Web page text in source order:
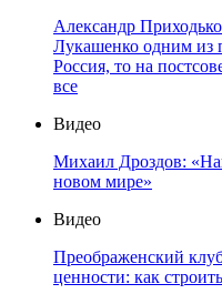
Александр
Лукашенко одним из
Россия, то на
все
Видео
Михаил Дроздов:
новом мире»
Видео
Преображенский
ценности: как